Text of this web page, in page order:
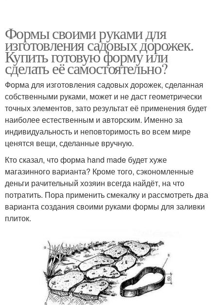
Формы своими руками для
изготовления садовых дорожек.
Купить готовую форму или
сделать её самостоятельно?
Форма для изготовления садовых дорожек, сделанная
собственными руками, может и не даст геометрически
точных элементов, зато результат её применения будет
наиболее естественным и авторским. Именно за
индивидуальность и неповторимость во всем мире
ценятся вещи, сделанные вручную.
Кто сказал, что форма hand made будет хуже
магазинного варианта? Кроме того, сэкономленные
деньги рачительный хозяин всегда найдёт, на что
потратить. Пора применить смекалку и рассмотреть два
варианта создания своими руками формы для заливки
плиток.